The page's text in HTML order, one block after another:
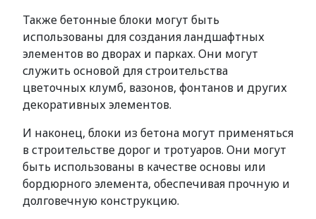
Также бетонные блоки могут быть
использованы для создания ландшафтных
элементов во дворах и парках. Они могут
служить основой для строительства
цветочных клумб, вазонов, фонтанов и других
декоративных элементов.
И наконец, блоки из бетона могут применяться
в строительстве дорог и тротуаров. Они могут
быть использованы в качестве основы или
бордюрного элемента, обеспечивая прочную и
долговечную конструкцию.